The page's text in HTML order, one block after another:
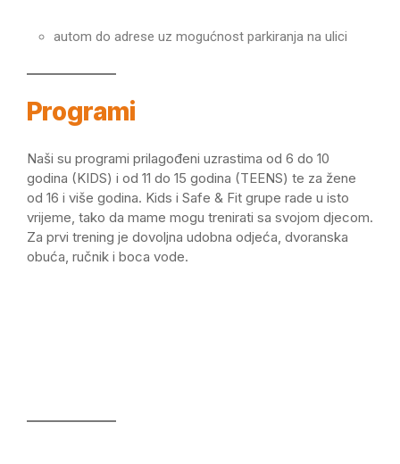
autom do adrese uz mogućnost parkiranja na ulici
Programi
Naši su programi prilagođeni uzrastima od 6 do 10
godina (KIDS) i od 11 do 15 godina (TEENS) te za žene
od 16 i više godina. Kids i Safe & Fit grupe rade u isto
vrijeme, tako da mame mogu trenirati sa svojom djecom.
Za prvi trening je dovoljna udobna odjeća, dvoranska
obuća, ručnik i boca vode.